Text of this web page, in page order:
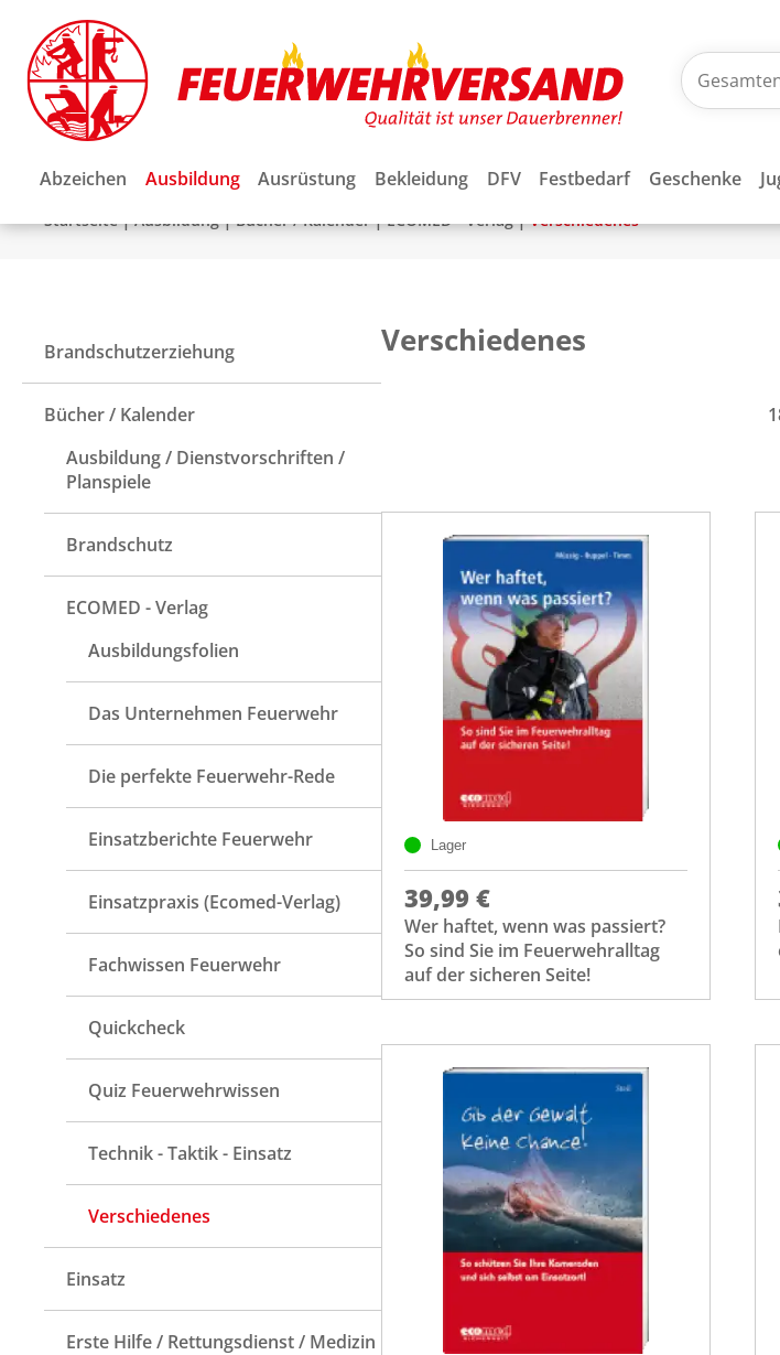
Abzeichen Ausbildung Ausrüstung Bekleidung DFV Festbedarf Geschenke
Startseite|Ausbildung|Bücher / Kalender|ECOMED - Verlag|Verschiedenes
Brandschutzerziehung
Bücher / Kalender
Ausbildung / Dienstvorschriften /
Planspiele
Brandschutz
ECOMED - Verlag
Ausbildungsfolien
Das Unternehmen Feuerwehr
Die perfekte Feuerwehr-Rede
Einsatzberichte Feuerwehr
Einsatzpraxis (Ecomed-Verlag)
Fachwissen Feuerwehr
Quickcheck
Quiz Feuerwehrwissen
Technik - Taktik - Einsatz
Verschiedenes
Einsatz
Erste Hilfe / Rettungsdienst / Medizin
Verschiedenes
Lager
39,99 €
Wer haftet, wenn was passiert?
So sind Sie im Feuerwehralltag
auf der sicheren Seite!